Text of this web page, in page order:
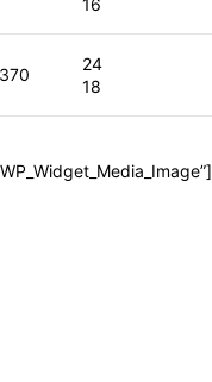
16
24
18